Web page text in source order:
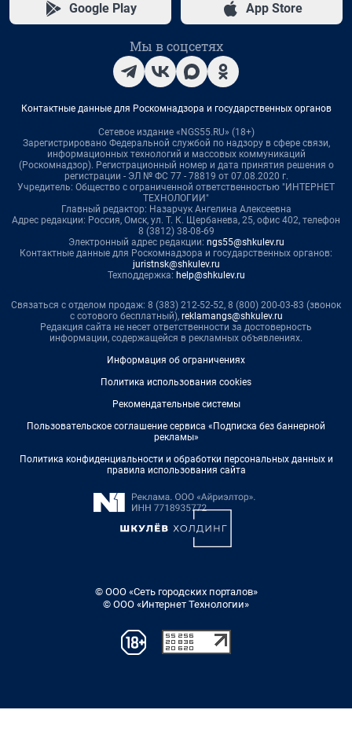
Google Play App Store
Мы в соцсетях
Контактные данные для Роскомнадзора и государственных органов
Сетевое издание «NGS55.RU» (18+)
Зарегистрировано Федеральной службой по надзору в сфере связи,
информационных технологий и массовых коммуникаций
(Роскомнадзор). Регистрационный номер и дата принятия решения о
регистрации - ЭЛ № ФС 77 - 78819 от 07.08.2020 г.
Учредитель: Общество с ограниченной ответственностью "ИНТЕРНЕТ
ТЕХНОЛОГИИ"
Главный редактор: Назарчук Ангелина Алексеевна
Адрес редакции: Россия, Омск, ул. Т. К. Щербанева, 25, офис 402, телефон
8 (3812) 38-08-69
Электронный адрес редакции: ngs55@shkulev.ru
Контактные данные для Роскомнадзора и государственных органов:
juristnsk@shkulev.ru
Техподдержка: help@shkulev.ru
Связаться с отделом продаж: 8 (383) 212-52-52, 8 (800) 200-03-83 (звонок
с сотового бесплатный), reklamangs@shkulev.ru
Редакция сайта не несет ответственности за достоверность
информации, содержащейся в рекламных объявлениях.
Информация об ограничениях
Политика использования cookies
Рекомендательные системы
Пользовательское соглашение сервиса «Подписка без баннерной
рекламы»
Политика конфиденциальности и обработки персональных данных и
правила использования сайта
© ООО «Сеть городских порталов»
© ООО «Интернет Технологии»